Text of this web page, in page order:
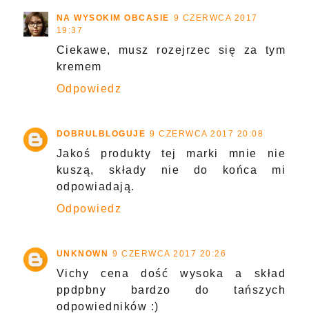
NA WYSOKIM OBCASIE 9 CZERWCA 2017
19:37
Ciekawe, musz rozejrzec się za tym
kremem
Odpowiedz
DOBRULBLOGUJE 9 CZERWCA 2017 20:08
Jakoś produkty tej marki mnie nie
kuszą, składy nie do końca mi
odpowiadają.
Odpowiedz
UNKNOWN 9 CZERWCA 2017 20:26
Vichy cena dość wysoka a skład
ppdpbny bardzo do tańszych
odpowiedników :)